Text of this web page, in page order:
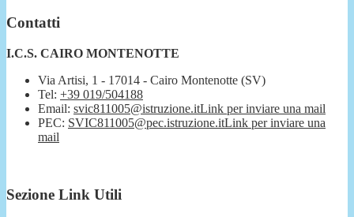
Contatti
I.C.S. CAIRO MONTENOTTE
Via Artisi, 1 - 17014 - Cairo Montenotte (SV)
Tel: +39 019/504188
Email: svic811005@istruzione.itLink per inviare una mail
PEC: SVIC811005@pec.istruzione.itLink per inviare una
mail
Sezione Link Utili